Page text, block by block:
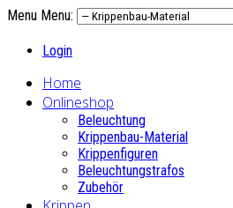
Menu Menu:
Login
Home
Onlineshop
Beleuchtung
Krippenbau-Material
Krippenfiguren
Beleuchtungstrafos
Zubehör